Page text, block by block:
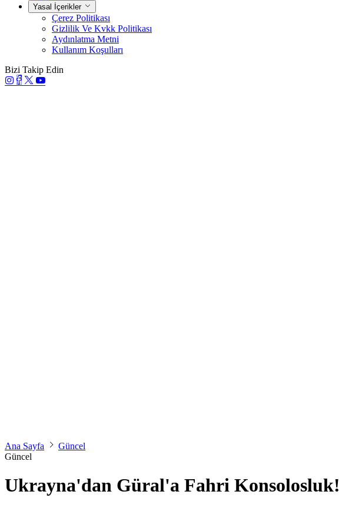
Yasal İçerikler
Çerez Politikası
Gizlilik Ve Kvkk Politikası
Aydınlatma Metni
Kullanım Koşulları
Bizi Takip Edin
Ana Sayfa
Güncel
Güncel
Ukrayna'dan Güral'a Fahri Konsolosluk!